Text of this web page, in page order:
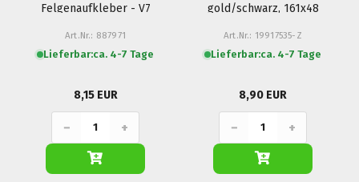
Felgenaufkleber - V7
1200 Griso, California
1400 Custom, Audace..
Art.Nr.: 887971
Lieferbar:ca. 4-7 Tage
8,15 EUR
− +
gold/schwarz, 161x48
- Daytona, 1100 Sport,
350/750 Nevada
Art.Nr.: 19917535-Z
Lieferbar:ca. 4-7 Tage
8,90 EUR
− +